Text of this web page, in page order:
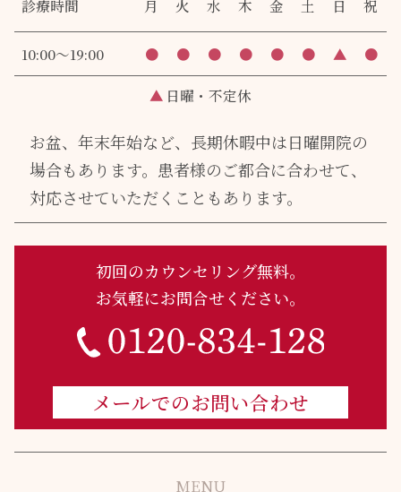
診療時間 月 火 水 木 金 土 日 祝
10:00～19:00 ● ● ● ● ● ● ▲ ●
▲ 日曜・不定休
お盆、年末年始など、長期休暇中は日曜開院の
場合もあります。 患者様のご都合に合わせて、
対応させていただくこともあります。
初回のカウンセリング無料。
お気軽にお問合せください。
メールでのお問い合わせ
MENU